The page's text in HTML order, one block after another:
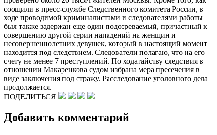
соощили в пресс-службе Следственного комитета России, в
ходе проводимой криминалистами и следователями работы
был также задержан еще один подозреваемый, причастный к
совершению другой серии нападений на женщин и
несовершеннолетних девушек, который в настоящий момент
находится под следствием. Следователи полагаю, что на его
счету не менее 7 преступлений. По ходатайству следствия в
отношении Макаренкова судом избрана мера пресечения в
виде заключения под стражу. Расследование уголовного дела
продолжается.
ПОДЕЛИТЬСЯ
Добавить комментарий